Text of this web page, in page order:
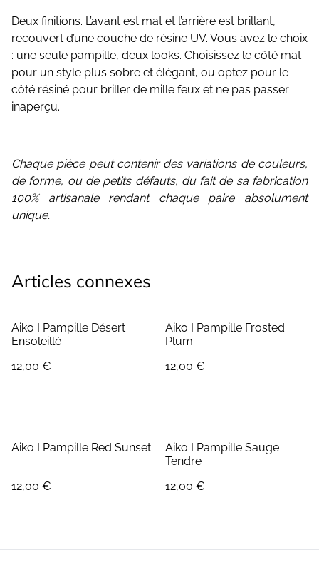
Deux finitions. L’avant est mat et l’arrière est brillant,
recouvert d’une couche de résine UV. Vous avez le choix
: une seule pampille, deux looks. Choisissez le côté mat
pour un style plus sobre et élégant, ou optez pour le
côté résiné pour briller de mille feux et ne pas passer
inaperçu.
Chaque pièce peut contenir des variations de couleurs,
de forme, ou de petits défauts, du fait de sa fabrication
100% artisanale rendant chaque paire absolument
unique.
Articles connexes
Aiko I Pampille Désert
Ensoleillé
12,00 €
Aiko I Pampille Frosted
Plum
12,00 €
Aiko I Pampille Red Sunset
12,00 €
Aiko I Pampille Sauge
Tendre
12,00 €